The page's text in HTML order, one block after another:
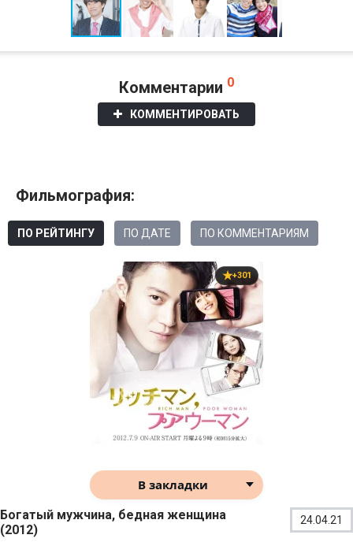
Комментарии 0
КОММЕНТИРОВАТЬ
Фильмография:
ПО РЕЙТИНГУ ПО ДАТЕ ПО КОММЕНТАРИЯМ
+301
В закладки
Богатый мужчина, бедная женщина
(2012)
24.04.21